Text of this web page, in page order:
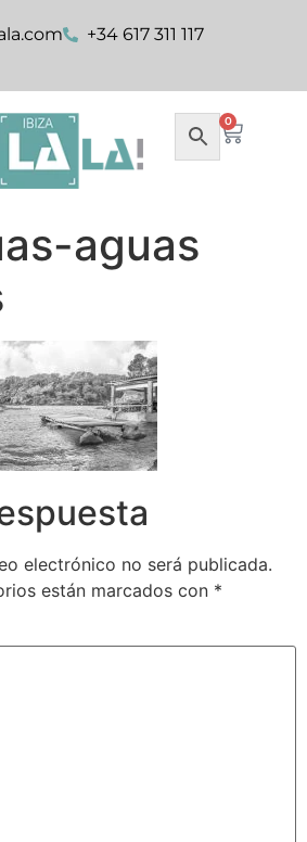
+34 617 311 117
0
aguas
electrónico no será publicada.
están marcados con *